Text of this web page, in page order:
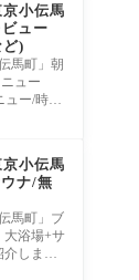
小伝馬
ュー
)
馬町」朝
ュー
ー/時間/
小伝馬
ナ/無
馬町」ブ
大浴場+サ
しま